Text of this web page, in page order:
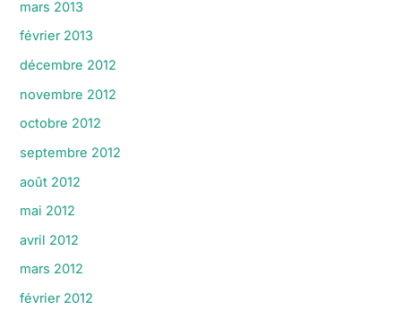
mars 2013
février 2013
décembre 2012
novembre 2012
octobre 2012
septembre 2012
août 2012
mai 2012
avril 2012
mars 2012
février 2012